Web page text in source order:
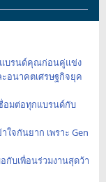
แบรนด์คุณก่อนคู่แข่ง
ะอนาคตเศรษฐกิจยุค
ชื่อมต่อทุกแบรนด์กับ
ใจกันยาก เพราะ Gen
กับเพื่อนร่วมงานสุดว้า